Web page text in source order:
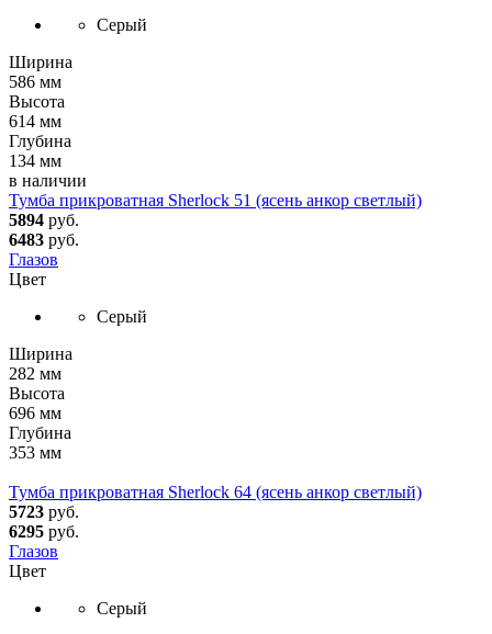
Серый
Ширина
586 мм
Высота
614 мм
Глубина
134 мм
в наличии
Тумба прикроватная Sherlock 51 (ясень анкор светлый)
5894 руб.
6483 руб.
Глазов
Цвет
Серый
Ширина
282 мм
Высота
696 мм
Глубина
353 мм
Тумба прикроватная Sherlock 64 (ясень анкор светлый)
5723 руб.
6295 руб.
Глазов
Цвет
Серый